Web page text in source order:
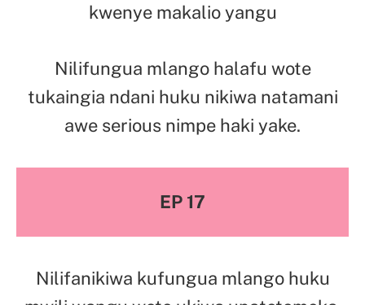
kwenye makalio yangu
Nilifungua mlango halafu wote
tukaingia ndani huku nikiwa natamani
awe serious nimpe haki yake.
EP 17
Nilifanikiwa kufungua mlango huku